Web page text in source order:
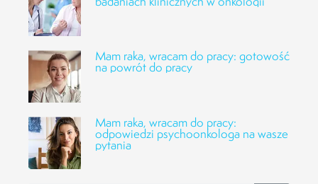
Mam raka, wracam do pracy: gotowość
na powrót do pracy
Mam raka, wracam do pracy:
odpowiedzi psychoonkologa na wasze
pytania